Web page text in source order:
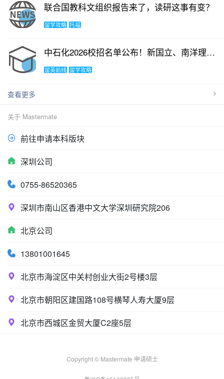
联合国教科文组织报告来了，读研这事有变？
留学攻略 托福
中石化2026校招名单公布！新国立、南洋理工表现亮眼！
留英前线 留学攻略
查看更多
关于 Mastermate
前往申请本科版块
深圳公司
0755-86520365
深圳市南山区香港中文大学深圳研究院206
北京公司
13801001645
北京市海淀区中关村创业大街2号楼3层
北京市朝阳区建国路108号横琴人寿大厦9层
北京市西城区金贸大厦C2座5层
Copyright © Mastermate 申请硕士